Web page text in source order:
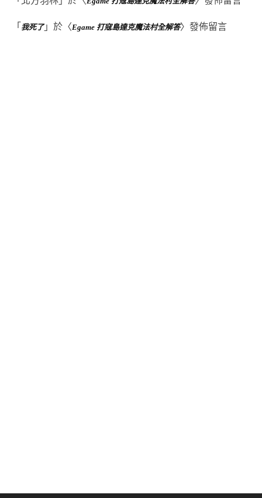
「 我死了」於〈Egame 打寇島達克魔法村全解答〉發佈留言